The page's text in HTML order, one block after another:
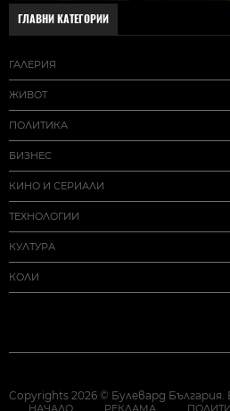
ГЛАВНИ КАТЕГОРИИ
ГАЛЕРИЯ
ЖИВОТ
ПОЛИТИКА
БИЗНЕС
КИНО И СЕРИАЛИ
ТЕХНОЛОГИИ
КУЛТУРА
КОЛИ
Copyrights 2026 © Булевард България.
НАЧАЛО РЕКЛАМА